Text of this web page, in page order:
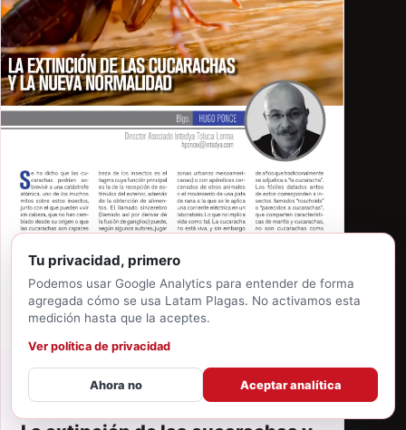
Tu privacidad, primero
Podemos usar Google Analytics para entender de forma
agregada cómo se usa Latam Plagas. No activamos esta
medición hasta que la aceptes.
Ver política de privacidad
Ahora no Aceptar analítica
22 DE MAYO DE 2026·HUGO E. PONCE